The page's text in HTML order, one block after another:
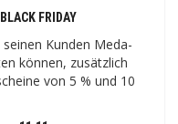
FRIDAY
Kunden Meda-
können, zusätzlich
von 5 % und 10